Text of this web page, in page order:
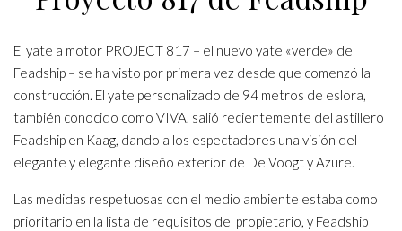
El yate a motor PROJECT 817 – el nuevo yate «verde» de
Feadship – se ha visto por primera vez desde que comenzó la
construcción. El yate personalizado de 94 metros de eslora,
también conocido como VIVA, salió recientemente del astillero
Feadship en Kaag, dando a los espectadores una visión del
elegante y elegante diseño exterior de De Voogt y Azure.
Las medidas respetuosas con el medio ambiente estaba como
prioritario en la lista de requisitos del propietario, y Feadship